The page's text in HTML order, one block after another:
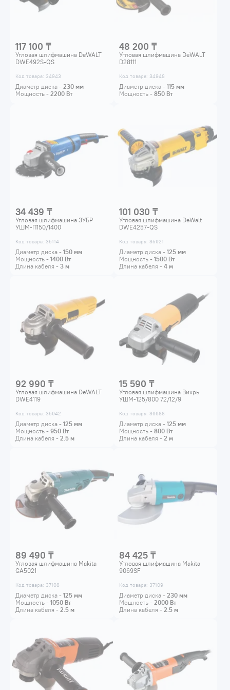
117 100 ₸
Угловая шлифмашина DeWALT
DWE492S-QS
Код товара: 34943
Диаметр диска - 230 мм
Мощность - 2200 Вт
48 200 ₸
Угловая шлифмашина DeWALT
D28111
Код товара: 34948
Диаметр диска - 115мм
Мощность - 850Вт
34 439 ₸
Угловая шлифмашина ЗУБР
УШМ-П150/1400
Код товара: 35114
Диаметр диска - 150 мм
Мощность - 1400 Вт
Длина кабеля - 3 м
101 030 ₸
Угловая шлифмашина DeWalt
DWE4257-QS
Код товара: 35921
Диаметр диска - 125мм
Мощность - 1500Вт
Длина кабеля - 4м
92 990 ₸
Угловая шлифмашина DeWALT
DWE4119
Код товара: 35942
Диаметр диска - 125 мм
Мощность - 950 Вт
Длина кабеля - 2.5 м
15 590 ₸
Угловая шлифмашина Вихрь
УШМ-125/800 72/12/9
Код товара: 36688
Диаметр диска - 125мм
Мощность - 800Вт
Длина кабеля - 2 м
89 490 ₸
Угловая шлифмашина Makita
GA5021
Код товара: 37108
Диаметр диска - 125 мм
Мощность - 1050 Вт
Длина кабеля - 2.5 м
84 425 ₸
Угловая шлифмашина Makita
9069SF
Код товара: 37109
Диаметр диска - 230мм
Мощность - 2000Вт
Длина кабеля - 2.5м